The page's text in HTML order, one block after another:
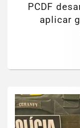
PCDF
aplicar